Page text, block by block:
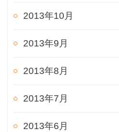
2013年10月
2013年9月
2013年8月
2013年7月
2013年6月